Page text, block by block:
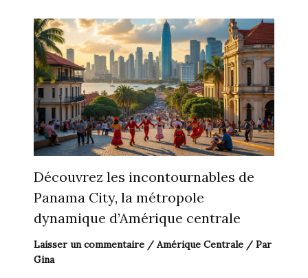
Découvrez les incontournables de
Panama City, la métropole
dynamique d’Amérique centrale
Laisser un commentaire / Amérique Centrale/ Par
Gina